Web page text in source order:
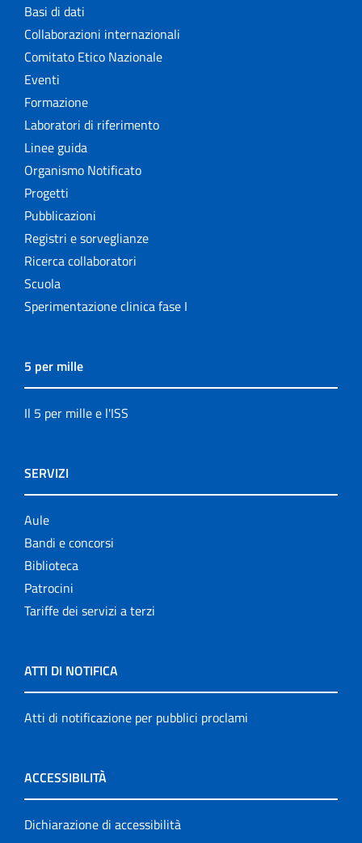
Basi di dati
Collaborazioni internazionali
Comitato Etico Nazionale
Eventi
Formazione
Laboratori di riferimento
Linee guida
Organismo Notificato
Progetti
Pubblicazioni
Registri e sorveglianze
Ricerca collaboratori
Scuola
Sperimentazione clinica fase I
5 per mille
Il 5 per mille e l'ISS
SERVIZI
Aule
Bandi e concorsi
Biblioteca
Patrocini
Tariffe dei servizi a terzi
ATTI DI NOTIFICA
Atti di notificazione per pubblici proclami
ACCESSIBILITÀ
Dichiarazione di accessibilità